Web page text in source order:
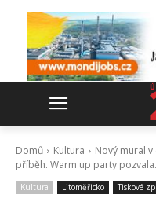
Domů Kultura
Nový mural
příběh. Warm up party
Kultura Litoměřicko Tiskové